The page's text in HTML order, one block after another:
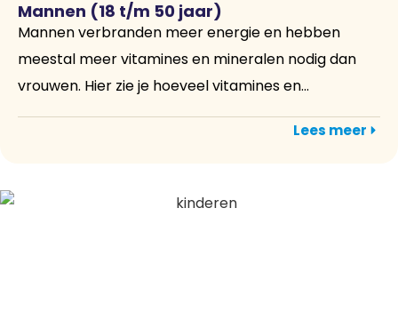
Mannen (18 t/m 50 jaar)
Mannen verbranden meer energie en hebben
meestal meer vitamines en mineralen nodig dan
vrouwen. Hier zie je hoeveel vitamines en...
Lees meer